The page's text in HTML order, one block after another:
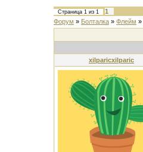
Страница 1 из 1
1
Форум » Болталка » Флейм »
xilparicxilparic